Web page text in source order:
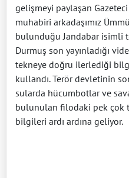
gelişmeyi paylaşan
muhabiri arkadaşımız
bulunduğu Jandabar isimli
Durmuş son yayınladığı
tekneye doğru ilerlediği
kullandı. Terör devletinin
sularda hücumbotlar ve
bulunulan filodaki pek çok
bilgileri ardı ardına geliyor.